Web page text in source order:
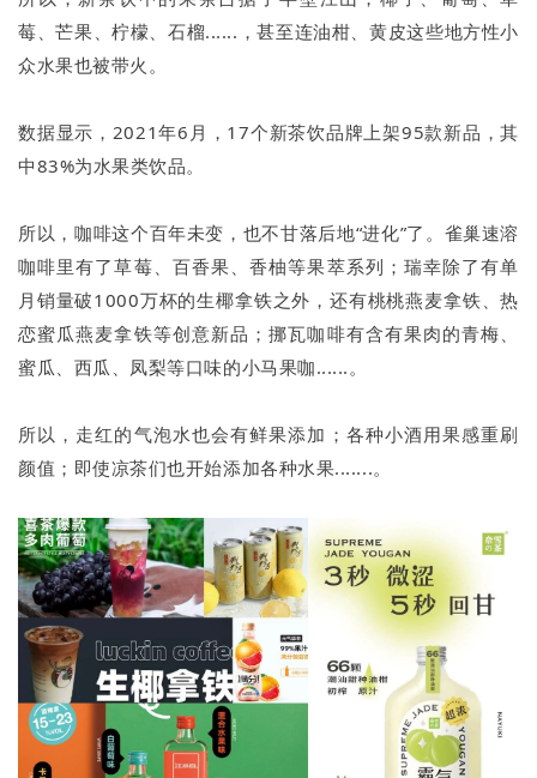
莓、芒果、柠檬、石榴......，甚至连油柑、黄皮这些地方性小
众水果也被带火。
数据显示，2021年6月，17个新茶饮品牌上架95款新品，其
中83%为水果类饮品。
所以，咖啡这个百年未变，也不甘落后地“进化”了。雀巢速溶
咖啡里有了草莓、百香果、香柚等果萃系列；瑞幸除了有单
月销量破1000万杯的生椰拿铁之外，还有桃桃燕麦拿铁、热
恋蜜瓜燕麦拿铁等创意新品；挪瓦咖啡有含有果肉的青梅、
蜜瓜、西瓜、凤梨等口味的小马果咖......。
所以，走红的气泡水也会有鲜果添加；各种小酒用果感重刷
颜值；即使凉茶们也开始添加各种水果.......。